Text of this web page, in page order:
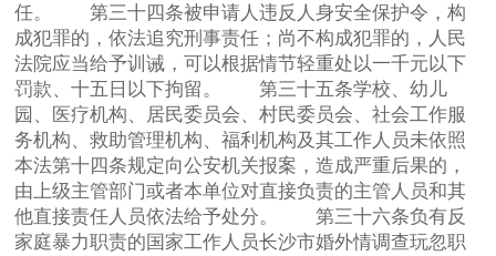
任。 第三十四条被申请人违反人身安全保护令，构
成犯罪的，依法追究刑事责任；尚不构成犯罪的，人民
法院应当给予训诫，可以根据情节轻重处以一千元以下
罚款、十五日以下拘留。 第三十五条学校、幼儿
园、医疗机构、居民委员会、村民委员会、社会工作服
务机构、救助管理机构、福利机构及其工作人员未依照
本法第十四条规定向公安机关报案，造成严重后果的，
由上级主管部门或者本单位对直接负责的主管人员和其
他直接责任人员依法给予处分。 第三十六条负有反
家庭暴力职责的国家工作人员长沙市婚外情调查玩忽职